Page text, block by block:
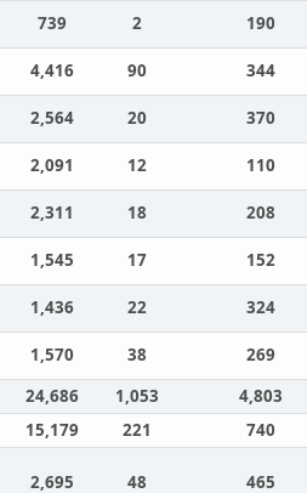
739 2
190
4,416 90
344
2,564 20
370
2,091 12
110
2,311 18
208
1,545 17
152
1,436 22
324
1,570 38
269
24,686 1,053
4,803
15,179 221 740
2,695 48 465